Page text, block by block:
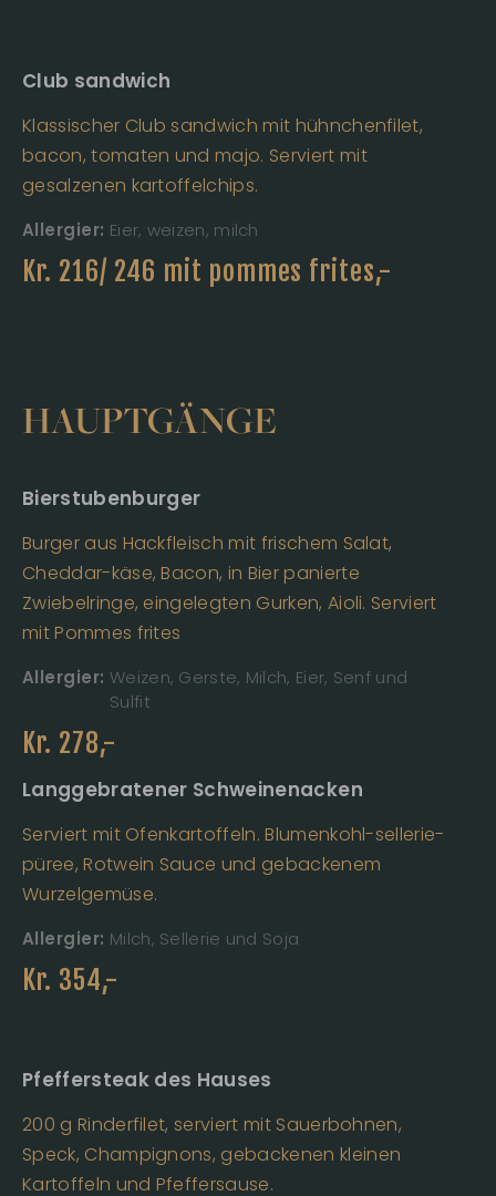
Club sandwich
Klassischer Club sandwich mit hühnchenfilet,
bacon, tomaten und majo. Serviert mit
gesalzenen kartoffelchips.
Allergier: Eier, weizen, milch
Kr. 216/ 246 mit pommes frites,-
HAUPTGÄNGE
Bierstubenburger
Burger aus Hackfleisch mit frischem Salat,
Cheddar-käse, Bacon, in Bier panierte
Zwiebelringe, eingelegten Gurken, Aioli. Serviert
mit Pommes frites
Allergier: Weizen, Gerste, Milch, Eier, Senf und
Sulfit
Kr. 278,-
Langgebratener Schweinenacken
Serviert mit Ofenkartoffeln. Blumenkohl-sellerie-
püree, Rotwein Sauce und gebackenem
Wurzelgemüse.
Allergier: Milch, Sellerie und Soja
Kr. 354,-
Pfeffersteak des Hauses
200 g Rinderfilet, serviert mit Sauerbohnen,
Speck, Champignons, gebackenen kleinen
Kartoffeln und Pfeffersause.